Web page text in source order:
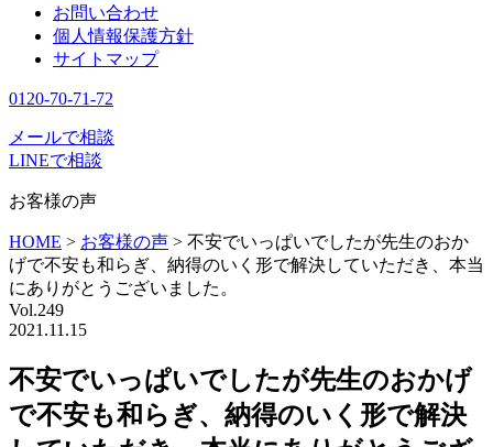
お問い合わせ
個人情報保護方針
サイトマップ
0120-70-71-72
メールで相談
LINEで相談
お客様の声
HOME > お客様の声 > 不安でいっぱいでしたが先生のおか
げで不安も和らぎ、納得のいく形で解決していただき、本当
にありがとうございました。
Vol.249
2021.11.15
不安でいっぱいでしたが先生のおかげ
で不安も和らぎ、納得のいく形で解決